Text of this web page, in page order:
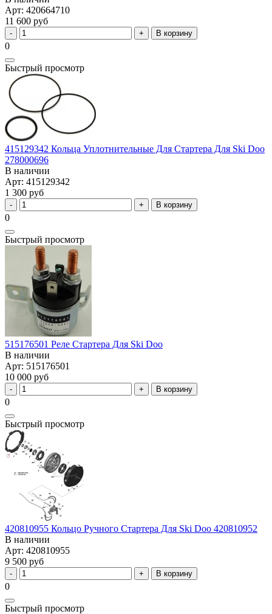
Арт: 420664710
11 600 руб
В корзину
0
Быстрый просмотр
415129342 Кольца Уплотнительные Для Стартера Для Ski Doo
278000696
В наличии
Арт: 415129342
1 300 руб
В корзину
0
Быстрый просмотр
515176501 Реле Стартера Для Ski Doo
В наличии
Арт: 515176501
10 000 руб
В корзину
0
Быстрый просмотр
420810955 Кольцо Ручного Стартера Для Ski Doo 420810952
В наличии
Арт: 420810955
9 500 руб
В корзину
0
Быстрый просмотр